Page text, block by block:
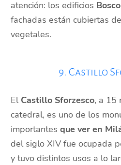
atención: los edificios
fachadas están cubiertas
vegetales.
9. Castillo
El Castillo Sforzesco, a 15
catedral, es uno de los
importantesque ver en
del siglo XIV fue ocupada
y tuvo distintos usos a lo